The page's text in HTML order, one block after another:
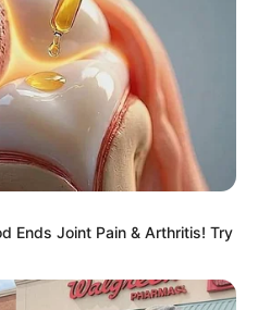
ด้วยความที่ชาวกันย์เป็นคน
ตัวเองอยู่เสมอ ดังนั้นจึง
นการออกกำลังกายดูแลเรื่อง
ร่วมกัน ชาวกันย์ต้องการคน
าในการเป็นส่วนตัวบ้างและ
ารมณ์ดี และสามารถปรึกษา
กันยายน – 22 ตุลาคม)
Ends Joint Pain & Arthritis! Try